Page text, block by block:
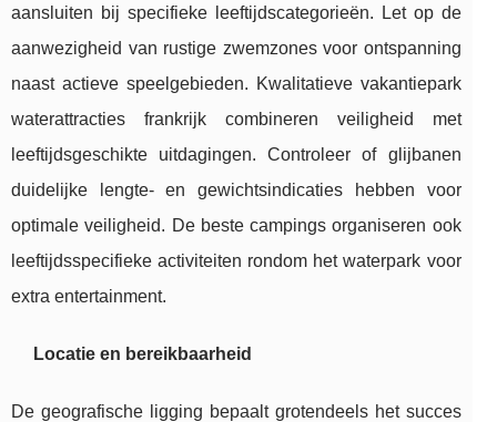
aansluiten bij specifieke leeftijdscategorieën. Let op de
aanwezigheid van rustige zwemzones voor ontspanning
naast actieve speelgebieden. Kwalitatieve vakantiepark
waterattracties frankrijk combineren veiligheid met
leeftijdsgeschikte uitdagingen. Controleer of glijbanen
duidelijke lengte- en gewichtsindicaties hebben voor
optimale veiligheid. De beste campings organiseren ook
leeftijdsspecifieke activiteiten rondom het waterpark voor
extra entertainment.
Locatie en bereikbaarheid
De geografische ligging bepaalt grotendeels het succes